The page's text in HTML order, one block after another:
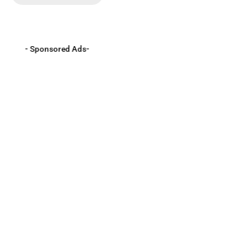
- Sponsored Ads-